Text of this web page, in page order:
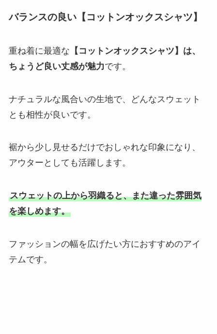
バランスの良い【コットンオックスシャツ】
重ね着に最適な 【コットンオックスシャツ】は、
ちょうど良い丈感が魅力です。
ナチュラルな風合いの生地で、どんなスウェット
とも相性が良いです。
裾から少し見せるだけでおしゃれな印象になり、
アウターとしても活躍します。
スウェットの上から羽織ると、また違った雰囲気
を楽しめます。
ファッションの幅を広げたい方におすすめのアイ
テムです。